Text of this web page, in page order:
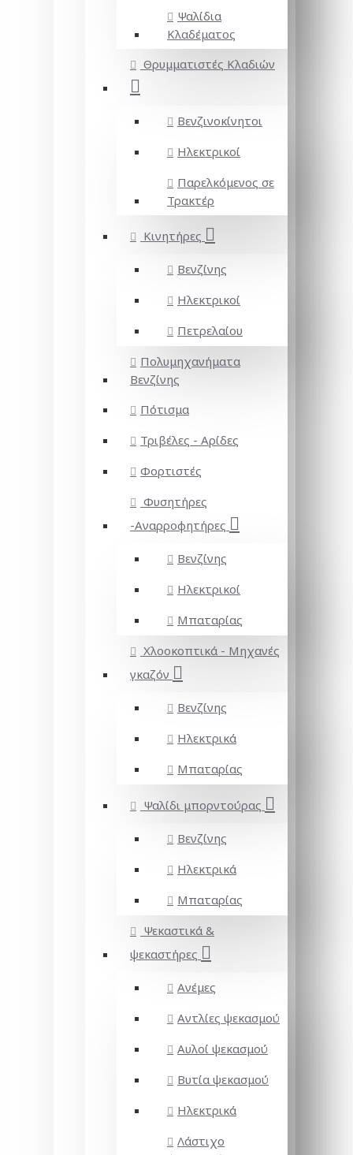
Ψαλίδια
Κλαδέματος
Θρυμματιστές Κλαδιών
Βενζινοκίνητοι
Ηλεκτρικοί
Παρελκόμενος σε
Τρακτέρ
Κινητήρες
Βενζίνης
Ηλεκτρικοί
Πετρελαίου
Πολυμηχανήματα
Βενζίνης
Πότισμα
Τριβέλες - Αρίδες
Φορτιστές
Φυσητήρες
-Αναρροφητήρες
Βενζίνης
Ηλεκτρικοί
Μπαταρίας
Χλοοκοπτικά - Μηχανές
γκαζόν
Βενζίνης
Ηλεκτρικά
Μπαταρίας
Ψαλίδι μπορντούρας
Βενζίνης
Ηλεκτρικά
Μπαταρίας
Ψεκαστικά &
ψεκαστήρες
Ανέμες
Αντλίες ψεκασμού
Αυλοί ψεκασμού
Βυτία ψεκασμού
Ηλεκτρικά
Λάστιχο